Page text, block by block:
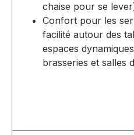
chaise pour se
Confort pour les
facilité autour des
espaces
brasseries et salles